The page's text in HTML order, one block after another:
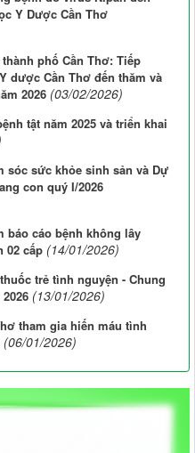
Y Dược Cần Thơ
phố Cần Thơ: Tiếp
dược Cần Thơ đến thăm và
2026 (03/02/2026)
tật năm 2025 và triển khai
sóc sức khỏe sinh sản và Dự
con quý I/2026
báo cáo bệnh không lây
02 cấp (14/01/2026)
trẻ tình nguyện - Chung
(13/01/2026)
tham gia hiến máu tình
(06/01/2026)